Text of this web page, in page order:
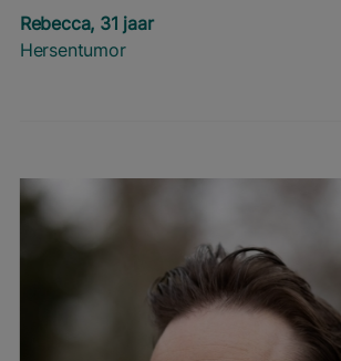
Rebecca, 31 jaar
Hersentumor